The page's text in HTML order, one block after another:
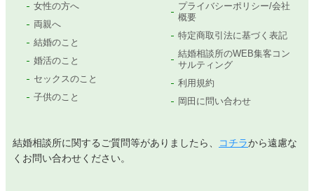
女性の方へ
両親へ
結婚のこと
婚活のこと
セックスのこと
子供のこと
プライバシーポリシー/会社
概要
特定商取引法に基づく表記
結婚相談所のWEB集客コン
サルティング
利用規約
岡田に問い合わせ
結婚相談所に関するご質問等がありましたら、 コチラから遠慮な
くお問い合わせください。